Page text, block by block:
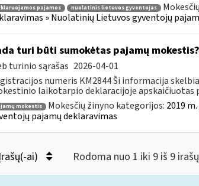
pajamos nuolatinis lietuvos gyventojas
» Nuolatinių Lietuvos gyventojų
turi būti sumokėtas pajamų mokestis?
turinio sąrašas 2026-04-01
numeris KM2844 Ši informacija
laikotarpio deklaracijoje apskaičiuotas
mokestis Mokesčių žinyno kategorijos: 2019
pajamų deklaravimas
ai) Rodoma nuo 1 iki 9 iš 9